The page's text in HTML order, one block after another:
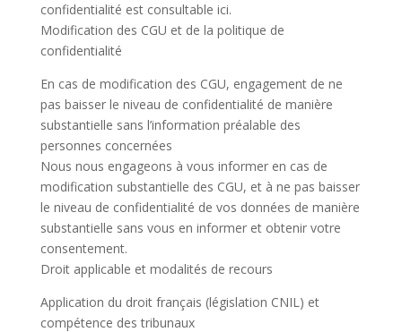
confidentialité est consultable ici.
Modification des CGU et de la politique de
confidentialité
En cas de modification des CGU, engagement de ne
pas baisser le niveau de confidentialité de manière
substantielle sans l’information préalable des
personnes concernées
Nous nous engageons à vous informer en cas de
modification substantielle des CGU, et à ne pas baisser
le niveau de confidentialité de vos données de manière
substantielle sans vous en informer et obtenir votre
consentement.
Droit applicable et modalités de recours
Application du droit français (législation CNIL) et
compétence des tribunaux